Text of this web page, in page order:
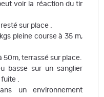
voir la réaction du tir
sur place .
pleine course à 35 m,
50m, terrassé sur place.
basse sur un sanglier
fuite .
un environnement